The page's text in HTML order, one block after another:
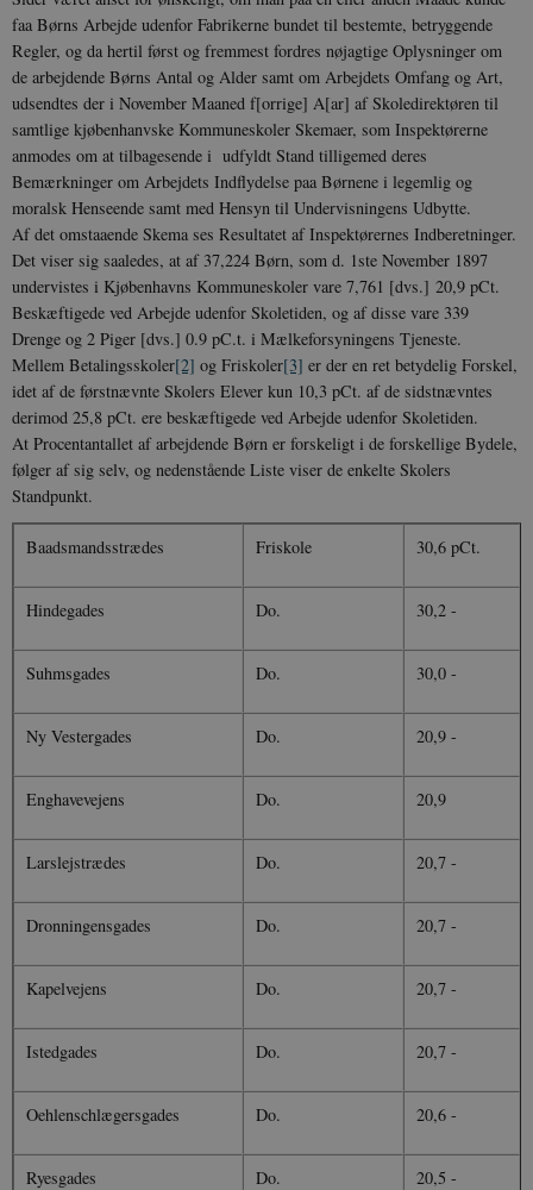
faa Børns Arbejde udenfor Fabrikerne bundet til bestemte, betryggende
Regler, og da hertil først og fremmest fordres nøjagtige Oplysninger om
de arbejdende Børns Antal og Alder samt om Arbejdets Omfang og Art,
udsendtes der i November Maaned f[orrige] A[ar] af Skoledirektøren til
samtlige kjøbenhanvske Kommuneskoler Skemaer, som Inspektørerne
anmodes om at tilbagesende i udfyldt Stand tilligemed deres
Bemærkninger om Arbejdets Indflydelse paa Børnene i legemlig og
moralsk Henseende samt med Hensyn til Undervisningens Udbytte.
Af det omstaaende Skema ses Resultatet af Inspektørernes Indberetninger.
Det viser sig saaledes, at af 37,224 Børn, som d. 1ste November 1897
undervistes i Kjøbenhavns Kommuneskoler vare 7,761 [dvs.] 20,9 pCt.
Beskæftigede ved Arbejde udenfor Skoletiden, og af disse vare 339
Drenge og 2 Piger [dvs.] 0.9 pC.t. i Mælkeforsyningens Tjeneste.
Mellem Betalingsskoler[2] og Friskoler[3] er der en ret betydelig Forskel,
idet af de førstnævnte Skolers Elever kun 10,3 pCt. af de sidstnævntes
derimod 25,8 pCt. ere beskæftigede ved Arbejde udenfor Skoletiden.
At Procentantallet af arbejdende Børn er forskeligt i de forskellige Bydele,
følger af sig selv, og nedenstående Liste viser de enkelte Skolers
Standpunkt.
Baadsmandsstrædes Friskole 30,6 pCt.
Hindegades Do. 30,2 -
Suhmsgades Do. 30,0 -
Ny Vestergades Do. 20,9 -
Enghavevejens Do. 20,9
Larslejstrædes Do. 20,7 -
Dronningensgades Do. 20,7 -
Kapelvejens Do. 20,7 -
Istedgades Do. 20,7 -
Oehlenschlægersgades Do. 20,6 -
Ryesgades Do. 20,5 -